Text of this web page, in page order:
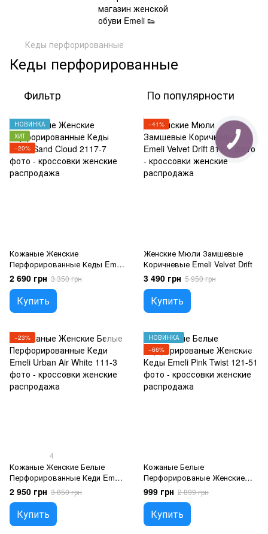
Кеды перфорированные
Кеды перфорированные
Фильтр По популярности
НОВИНКА
ХИТ
−20%
Кожаные Женские
Перфорированные Кеды Emeli
Sand Cloud
2 690 грн 3 350 грн
Купить
−41%
Женские Мюли Замшевые
Коричневые Emeli Velvet Drift
3 490 грн 5 950 грн
Купить
−23%
4
Кожаные Женские Белые
Перфорированные Кеди Emeli
Urban Air White
2 950 грн 3 850 грн
Купить
НОВИНКА
−66%
Кожаные Белые
Перфорированые Женские
Кеды Emeli Pink Twist
999 грн 2 899 грн
Купить